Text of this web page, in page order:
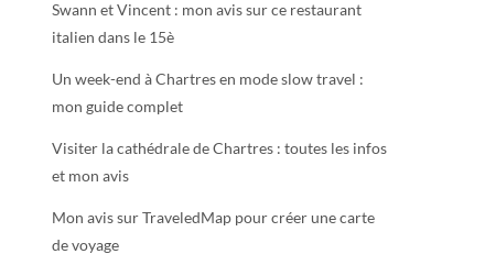
Swann et Vincent : mon avis sur ce restaurant
italien dans le 15è
Un week-end à Chartres en mode slow travel :
mon guide complet
Visiter la cathédrale de Chartres : toutes les infos
et mon avis
Mon avis sur TraveledMap pour créer une carte
de voyage